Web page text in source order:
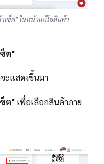
ซ็ต" ในหน้าแก้ไขสินค้า
ต"
ะแสดงขึ้นมา
ซ็ต" เพื่อเลือกสินค้าภาย